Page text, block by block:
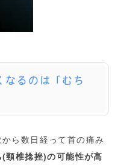
なるのは「むち
ら数日経って首の痛み
頸椎捻挫)の可能性が高